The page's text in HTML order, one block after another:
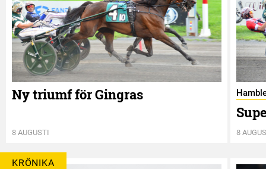
Ny triumf för Gingras
8 AUGUSTI 8
KRÖNIKA